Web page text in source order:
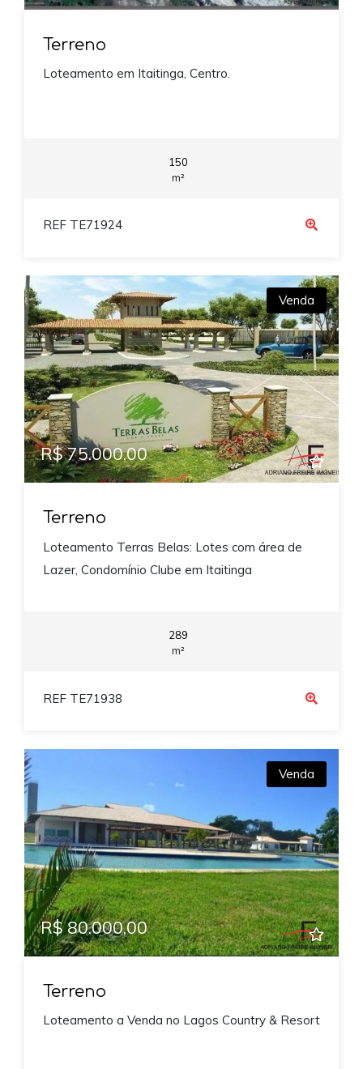
Terreno
Loteamento em Itaitinga, Centro.
150
m²
REF TE71924
Venda
R$ 75.000,00
Terreno
Loteamento Terras Belas: Lotes com área de
Lazer, Condomínio Clube em Itaitinga
289
m²
REF TE71938
Venda
R$ 80.000,00
Terreno
Loteamento a Venda no Lagos Country & Resort